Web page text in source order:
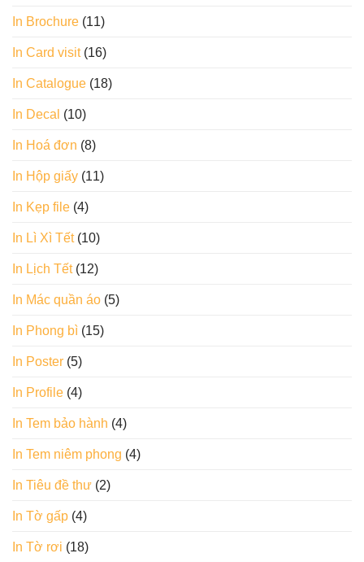
In Brochure (11)
In Card visit(16)
In Catalogue (18)
In Decal (10)
In Hoá đơn (8)
In Hộp giấy (11)
In Kẹp file (4)
In Lì Xì Tết(10)
In Lịch Tết(12)
In Mác quần áo (5)
In Phong bì (15)
In Poster (5)
In Profile (4)
In Tem bảo hành (4)
In Tem niêm phong (4)
In Tiêu đề thư (2)
In Tờ gấp (4)
In Tờ rơi (18)